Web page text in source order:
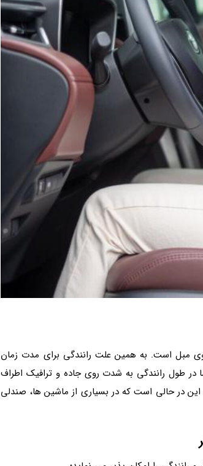
مبل است. به همین علت رانندگی برای مدت زمان
در طول رانندگی به شدت روی جاده و ترافیک اطراف
در حالی است که در بسیاری از ماشین ها، صندلی